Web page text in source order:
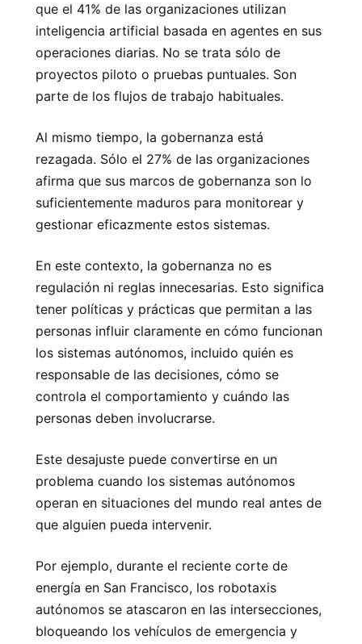
que el 41% de las organizaciones utilizan
inteligencia artificial basada en agentes en sus
operaciones diarias. No se trata sólo de
proyectos piloto o pruebas puntuales. Son
parte de los flujos de trabajo habituales.
Al mismo tiempo, la gobernanza está
rezagada. Sólo el 27% de las organizaciones
afirma que sus marcos de gobernanza son lo
suficientemente maduros para monitorear y
gestionar eficazmente estos sistemas.
En este contexto, la gobernanza no es
regulación ni reglas innecesarias. Esto significa
tener políticas y prácticas que permitan a las
personas influir claramente en cómo funcionan
los sistemas autónomos, incluido quién es
responsable de las decisiones, cómo se
controla el comportamiento y cuándo las
personas deben involucrarse.
Este desajuste puede convertirse en un
problema cuando los sistemas autónomos
operan en situaciones del mundo real antes de
que alguien pueda intervenir.
Por ejemplo, durante el reciente corte de
energía en San Francisco, los robotaxis
autónomos se atascaron en las intersecciones,
bloqueando los vehículos de emergencia y